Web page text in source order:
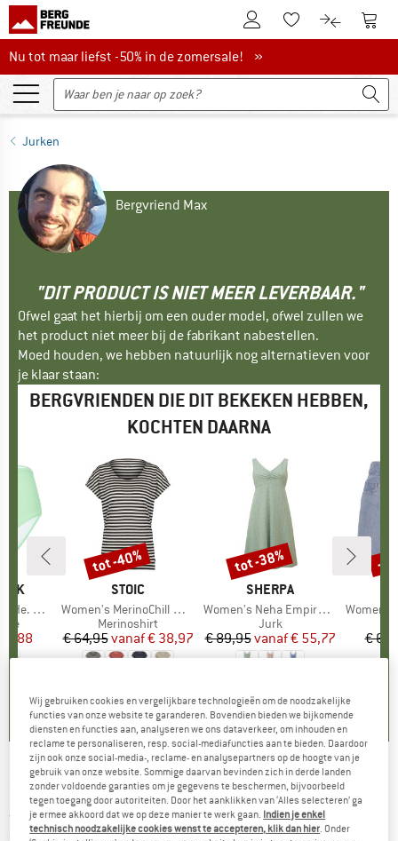
De klantenaccount
Naar deNaar de
Nu tot maar liefst -50% in de zomersale!
Nu tot maar liefst -50% in de zomersale! »
Jurken
Bergvriend Max
"DIT PRODUCT IS NIET MEER LEVERBAAR."
Ofwel gaat het hierbij om een ouder model, ofwel zullen we
het product niet meer bij de fabrikant nabestellen.
Moed houden, we hebben natuurlijk nog alternatieven voor
je klaar staan:
BERGVRIENDEN DIE DIT BEKEKEN HEBBEN,
KOCHTEN DAARNA
High Waist
prijs
MERK
STOIC
Artikel
Women's MerinoChill MMXX. Göteborg Loose Tee St
Productgroep
Merinoshirt
Prijs
€ 64,95 Verlaagde prijs
vanaf€ 38,97
Korting
tot -40%
MERK
SHERPA
Artikel
Women's Neha Empire Dress
Productgroep
Jurk
Prijs
€ 89,95 Verlaagde prijs
vanaf€ 55,77
Korting
tot -38%
Artikel
Women's
€
-
MAZINE -Women's Sleeveless Denim Dress -
Jurk
Wij gebruiken cookies en vergelijkbare technologieën om de noodzakelijke
functies van onze website te garanderen. Bovendien bieden we bijkomende
diensten en functies aan, analyseren we ons dataverkeer, om inhouden en
reclame te personaliseren, resp. social-mediafuncties aan te bieden. Daardoor
zijn ook onze social-media-, reclame- en analysepartners op de hoogte van je
gebruik van onze website. Sommige daarvan bevinden zich in derde landen
zonder voldoende garanties om je gegevens te beschermen, bijvoorbeeld
tegen toegang door autoriteiten. Door het aanklikken van ‘Alles selecteren’ ga
je ermee akkoord dat we op deze manier te werk gaan. Indien je enkel
technisch noodzakelijke cookies wenst te accepteren, klik dan hier. Onder